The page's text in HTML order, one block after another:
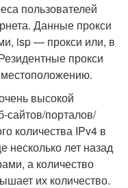
пользователей
Данные прокси
isp — прокси или, в
прокси
высокой
сайтов/порталов/
количества IPv4 в
несколько лет назад
а количество
их количество.